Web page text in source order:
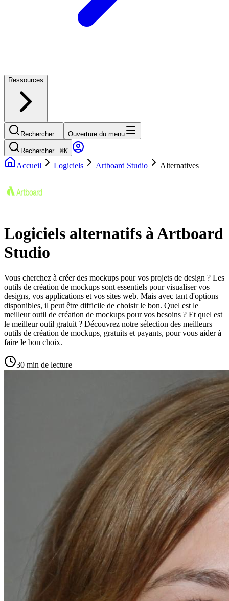
Ressources
Rechercher... Ouverture du menu
Rechercher...⌘K
Accueil Logiciels Artboard Studio Alternatives
Logiciels alternatifs à Artboard
Studio
Vous cherchez à créer des mockups pour vos projets de design ? Les
outils de création de mockups sont essentiels pour visualiser vos
designs, vos applications et vos sites web. Mais avec tant d'options
disponibles, il peut être difficile de choisir le bon. Quel est le
meilleur outil de création de mockups pour vos besoins ? Et quel est
le meilleur outil gratuit ? Découvrez notre sélection des meilleurs
outils de création de mockups, gratuits et payants, pour vous aider à
faire le bon choix.
30 min de lecture